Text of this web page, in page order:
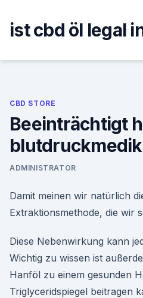
content
ist cbd öl legal
CBD STORE
Beeinträchtigt
ADMINISTRATOR
Damit meinen wir natürlich
Extraktionsmethode, die wir
Diese Nebenwirkung kann
Wichtig zu wissen ist
Hanföl zu einem gesunden
Triglyceridspiegel beitragen